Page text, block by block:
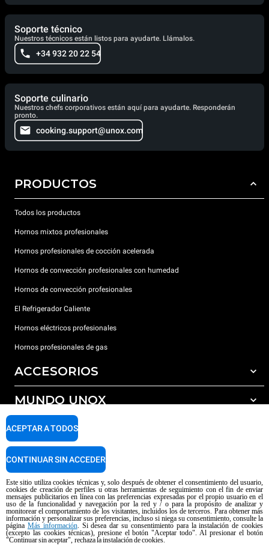
Soporte técnico
Nuestros técnicos están listos para ayudarte. Llámalos.
+34 932 20 22 54
Soporte culinario
Nuestros chefs corporativos están aquí para ayudarte. Responderán
pronto.
cooking.support@unox.com
PRODUCTOS
Todos los productos
Hornos mixtos profesionales
Hornos profesionales de cocción acelerada
Hornos de convección profesionales con humedad
Hornos de convección profesionales
El Refrigerador Caliente
Hornos eléctricos profesionales
Hornos profesionales de gas
ACCESORIOS
Todos los accesorios
Detergentes para lavado automático
Detergentes para lavado manual
Tratamiento de agua con filtros de resina
MUNDO UNOX
Nuestras sedes en el mundo
SOPORTE
Garantía Unox
Centros de servicio técnico
Copyright 2026 UNOX SpA Todos los derechos reservados. Reg. Imp. Padova
n ° 04230750285 - REA Padova 372835 - Cap. Soc. 5.000.000 € iv - P.IVA /
CF 04230750285 - IT WEEE Reg. No. IT08020000000377
Aviso sobre el contenido generado por IA Privacy policy Cookie policy
Este sitio utiliza cookies técnicas y, solo después de obtener el consentimiento del usuario,
cookies de creación de perfiles u otras herramientas de seguimiento con el fin de enviar
mensajes publicitarios en línea con las preferencias expresadas por el propio usuario en el
uso de la funcionalidad y navegación por la red y / o para la propósito de analizar y
monitorear el comportamiento de los visitantes, incluidos los de terceros. Para obtener más
información y personalizar sus preferencias, incluso si niega su consentimiento, consulte la
página Más información. Si desea dar su consentimiento para la instalación de cookies
(excepto las cookies técnicas), presione el botón "Aceptar todo". Al presionar el botón
"Continuar sin aceptar", rechaza la instalación de cookies.
ACEPTAR A TODOS
CONTINUAR SIN ACCEDER